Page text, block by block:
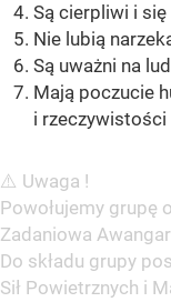
Są cierpliwi i
Nie lubią
Są uważni na
Mają poczucie
i rzeczywistości
⚠️ Uwaga !
Powołujemy grupę
Zadaniowa
Do składu grupy
Sił Powietrznych i